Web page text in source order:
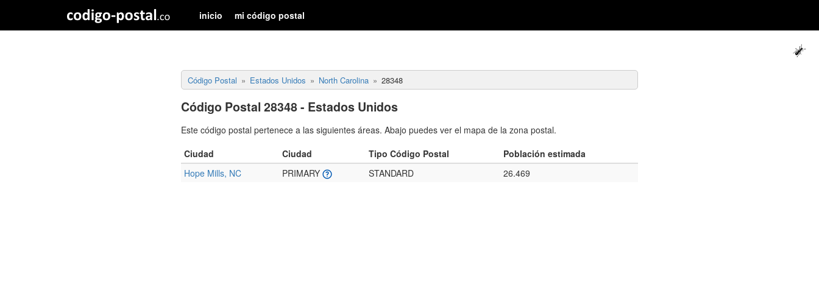
inicio mi código postal
Código Postal Estados Unidos North Carolina 28348
Código Postal 28348 - Estados Unidos
Este código postal pertenece a las siguientes áreas. Abajo puedes ver el mapa de la zona postal.
Ciudad
Ciudad Tipo Código Postal
Población estimada
Hope Mills, NC
PRIMARY STANDARD 26.469